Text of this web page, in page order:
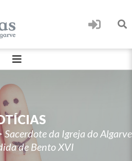
Sacerdote da Igreja do Algarve
de Bento XVI